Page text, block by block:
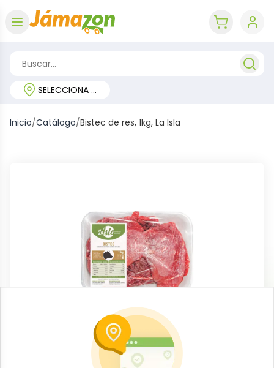
SELECCIONA TU REGIÓN
Inicio/Catálogo/Bistec de res, 1kg, La Isla